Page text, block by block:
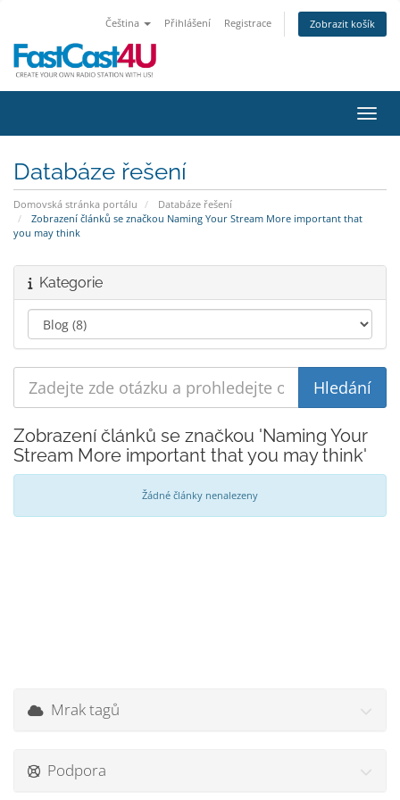
Čeština Přihlášení Registrace Zobrazit košík
Databáze řešení
Domovská stránka portálu
Databáze řešení
Zobrazení článků se značkou Naming Your Stream More important that
you may think
Kategorie
Zobrazení článků se značkou 'Naming Your
Stream More important that you may think'
Žádné články nenalezeny
Mrak tagů
Podpora